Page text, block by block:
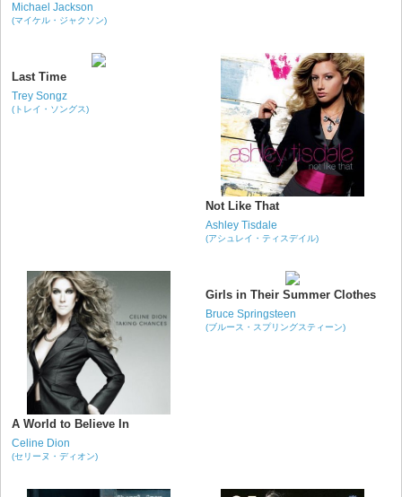
Michael Jackson
(マイケル・ジャクソン)
Last Time
Trey Songz
(トレイ・ソングス)
Not Like That
Ashley Tisdale
(アシュレイ・ティスデイル)
A World to Believe In
Celine Dion
(セリーヌ・ディオン)
Girls in Their Summer Clothes
Bruce Springsteen
(ブルース・スプリングスティーン)